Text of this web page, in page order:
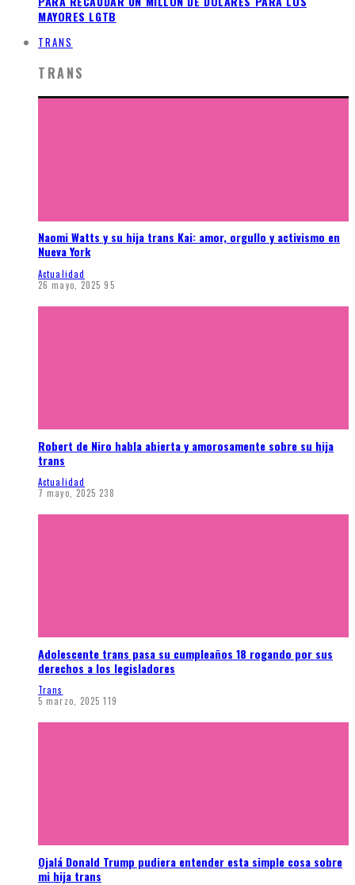
MAYORES LGTB
TRANS
TRANS
Naomi Watts y su hija trans Kai: amor, orgullo y activismo en
Nueva York
Actualidad
26 mayo, 2025 95
Robert de Niro habla abierta y amorosamente sobre su hija
trans
Actualidad
7 mayo, 2025 238
Adolescente trans pasa su cumpleaños 18 rogando por sus
derechos a los legisladores
Trans
5 marzo, 2025 119
Ojalá Donald Trump pudiera entender esta simple cosa sobre
mi hija trans